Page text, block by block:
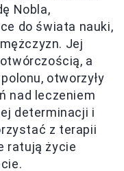
Nobla,
do świata nauki,
Jej
a
otworzyły
nad leczeniem
determinacji i
z terapii
ratują życie